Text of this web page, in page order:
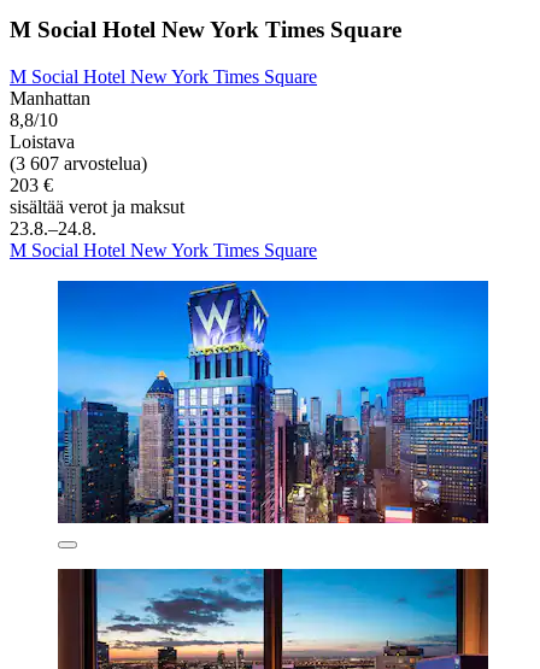
M Social Hotel New York Times Square
M Social Hotel New York Times Square
Manhattan
8,8/10
Loistava
(3 607 arvostelua)
203 €
sisältää verot ja maksut
23.8.–24.8.
M Social Hotel New York Times Square